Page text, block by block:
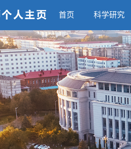
首页 科学研究